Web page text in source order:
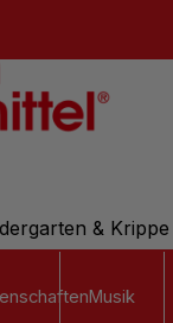
& Krippe
Musik